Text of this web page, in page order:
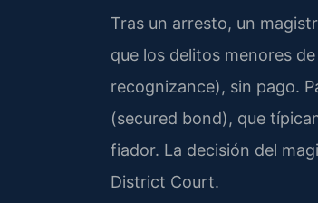
Tras un arresto, un
que los delitos menores
recognizance), sin pago.
(secured bond), que
fiador. La decisión del
District Court.